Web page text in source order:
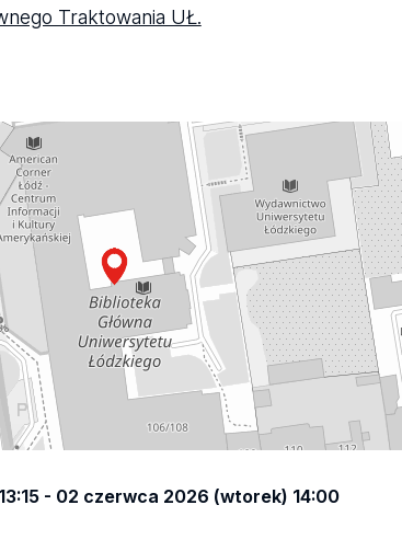
Traktowania UŁ.
- 02 czerwca 2026 (wtorek) 14:00